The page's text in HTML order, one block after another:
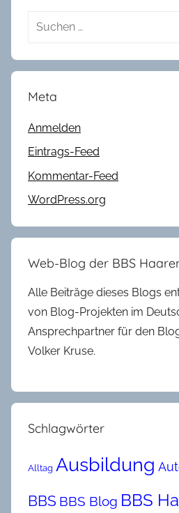
Suchen
Meta
Anmelden
Eintrags-Feed
Kommentar-Feed
WordPress.org
Web-Blog der BBS
Alle Beiträge dieses Blogs
von Blog-Projekten im
Ansprechpartner für den
Volker Kruse.
Schlagwörter
Alltag Ausbildung
BBS BBS Blog BBS